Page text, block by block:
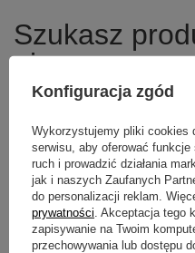
Szukasz
nie mamy w
Jeśli nie znalazłeś w naszej
przesłać nam opis szukanego
byćzalogowany.
Newsletter
Konfiguracja zgód
Wykorzystujemy pliki cookies
serwisu, aby oferować funkcje
ruch i prowadzić działania
jak i naszych Zaufanych
do personalizacji reklam.
prywatności . Akceptacja tego
zapisywanie na Twoim
przechowywania lub dostępu